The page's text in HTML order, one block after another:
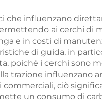
che influenzano
ai cerchi
e in costi di
di guida, in
poiché i cerchi sono
trazione influenzano
ciò
un consumo di